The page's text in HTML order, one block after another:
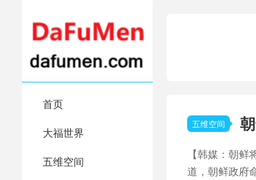
首页
大福世界
五维空间
五维空间
【韩媒：朝
道，朝鲜政府